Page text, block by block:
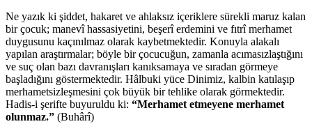
Ne yazık ki şiddet, hakaret ve ahlaksız içeriklere sürekli maruz kalan
bir çocuk; manevî hassasiyetini, beşerî erdemini ve fıtrî merhamet
duygusunu kaçınılmaz olarak kaybetmektedir. Konuyla alakalı
yapılan araştırmalar; böyle bir çocucuğun, zamanla acımasızlaştığını
ve suç olan bazı davranışları kanıksamaya ve sıradan görmeye
başladığını göstermektedir. Hâlbuki yüce Dinimiz, kalbin katılaşıp
merhametsizleşmesini çok büyük bir tehlike olarak görmektedir.
Hadis-i şerifte buyuruldu ki: “Merhamet etmeyene merhamet
olunmaz.” (Buhârî)